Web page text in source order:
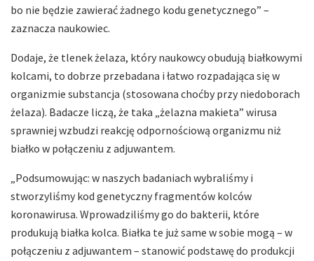
bo nie będzie zawierać żadnego kodu genetycznego” –
zaznacza naukowiec.
Dodaje, że tlenek żelaza, który naukowcy obudują białkowymi
kolcami, to dobrze przebadana i łatwo rozpadająca się w
organizmie substancja (stosowana choćby przy niedoborach
żelaza). Badacze liczą, że taka „żelazna makieta” wirusa
sprawniej wzbudzi reakcję odpornościową organizmu niż
białko w połączeniu z adjuwantem.
„Podsumowując: w naszych badaniach wybraliśmy i
stworzyliśmy kod genetyczny fragmentów kolców
koronawirusa. Wprowadziliśmy go do bakterii, które
produkują białka kolca. Białka te już same w sobie mogą – w
połączeniu z adjuwantem – stanowić podstawę do produkcji